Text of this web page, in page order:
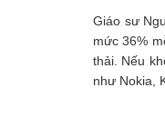
Giáo sư
mức 36%
thải. Nếu
như Nokia,